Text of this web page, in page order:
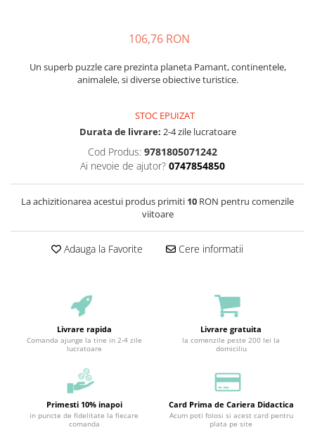
106,76 RON
Un superb puzzle care prezinta planeta Pamant, continentele,
animalele, si diverse obiective turistice.
STOC EPUIZAT
Durata de livrare: 2-4 zile lucratoare
Cod Produs: 9781805071242
Ai nevoie de ajutor? 0747854850
La achizitionarea acestui produs primiti 10 RON pentru comenzile
viitoare
Adauga la Favorite Cere informatii
Livrare rapida
Comanda ajunge la tine in 2-4 zile
lucratoare
Livrare gratuita
la comenzile peste 200 lei la
domiciliu
Primesti 10% inapoi
in puncte de fidelitate la fiecare
comanda
Card Prima de Cariera Didactica
Acum poti folosi si acest card pentru
plata pe site